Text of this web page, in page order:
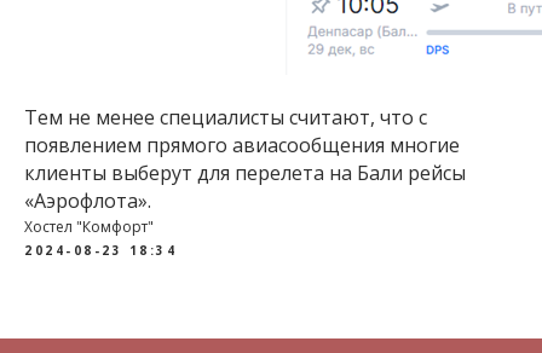
Тем не менее специалисты считают, что с
появлением прямого авиасообщения многие
клиенты выберут для перелета на Бали рейсы
«Аэрофлота».
Хостел "Комфорт"
2024-08-23 18:34